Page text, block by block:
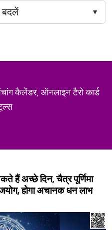
कैलेंडर, ऑनलाइन टैरो कार्ड
हैं अच्छे दिन, चैत्र पूर्णिमा
होगा अचानक धन लाभ